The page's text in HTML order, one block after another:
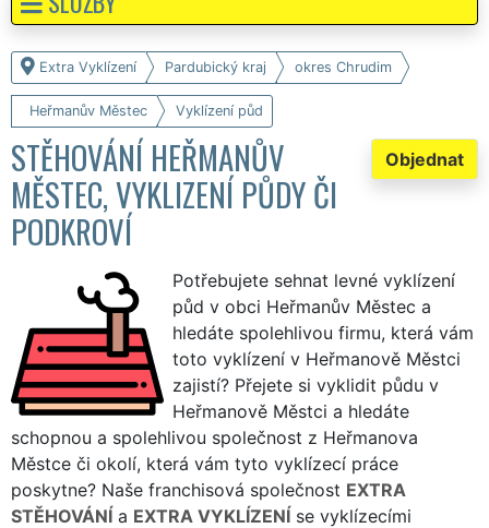
Extra Vyklízení Pardubický kraj okres Chrudim
Heřmanův Městec Vyklízení půd
Objednat
STĚHOVÁNÍ HEŘMANŮV
MĚSTEC, VYKLIZENÍ PŮDY ČI
PODKROVÍ
Potřebujete sehnat levné vyklízení
půd v obci Heřmanův Městec a
hledáte spolehlivou firmu, která vám
toto vyklízení v Heřmanově Městci
zajistí? Přejete si vyklidit půdu v
Heřmanově Městci a hledáte
schopnou a spolehlivou společnost z Heřmanova
Městce či okolí, která vám tyto vyklízecí práce
poskytne? Naše franchisová společnost EXTRA
STĚHOVÁNÍ a EXTRA VYKLÍZENÍ se vyklízecími